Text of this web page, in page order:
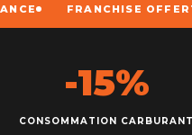
FRANCHISE OFFERTE
-15%
CONSOMMATION CARBURANT